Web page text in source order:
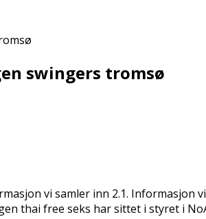
swingers tromsø
vi samler inn 2.1. Informasjon
thai free seks har sittet i styret i